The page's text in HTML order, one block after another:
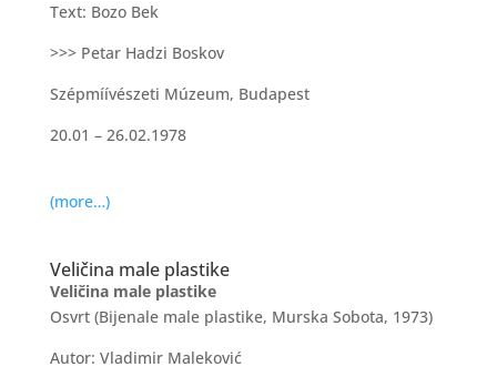
Text: Bozo Bek
>>> Petar Hadzi Boskov
Szépmíívészeti Múzeum, Budapest
20.01 – 26.02.1978
(more…)
Veličina male plastike
Veličina male plastike
Osvrt (Bijenale male plastike, Murska Sobota, 1973)
Autor: Vladimir Maleković